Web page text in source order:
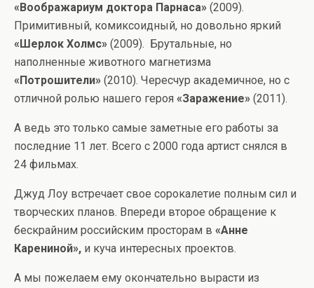
«Воображариум доктора Парнаса» (2009).
Примитивный, комиксоидный, но довольно яркий
«Шерлок Холмс» (2009). Брутальные, но
наполненные животного магнетизма
«Потрошители» (2010). Чересчур академичное, но с
отличной ролью нашего героя «Заражение» (2011).
А ведь это только самые заметные его работы за
последние 11 лет. Всего с 2000 года артист снялся в
24 фильмах.
Джуд Лоу встречает свое сорокалетие полным сил и
творческих планов. Впереди второе обращение к
бескрайним российским просторам в «Анне
Карениной», и куча интересных проектов.
А мы пожелаем ему окончательно вырасти из